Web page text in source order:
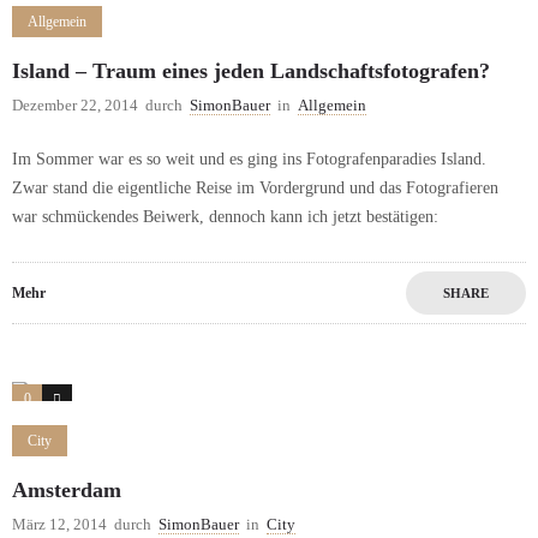
Allgemein
Island – Traum eines jeden Landschaftsfotografen?
Dezember 22, 2014 durch SimonBauer in Allgemein
Im Sommer war es so weit und es ging ins Fotografenparadies Island.
Zwar stand die eigentliche Reise im Vordergrund und das Fotografieren
war schmückendes Beiwerk, dennoch kann ich jetzt bestätigen:
Mehr SHARE
0 1
City
Amsterdam
März 12, 2014 durch SimonBauer in City